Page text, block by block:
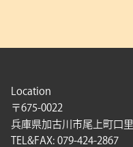
Location
〒675-0022
兵庫県加古川市尾上町口
TEL&FAX: 079-424-2867